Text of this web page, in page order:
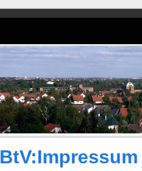
BtV:Impressum